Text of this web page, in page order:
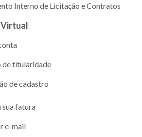
Interno de Licitação e Contratos
de titularidade
de cadastro
sua fatura
e-mail